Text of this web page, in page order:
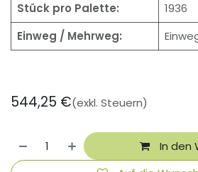
Stück pro Palette:
1936
Einweg / Mehrweg:
544,25 €(exkl. Steuern)
In den